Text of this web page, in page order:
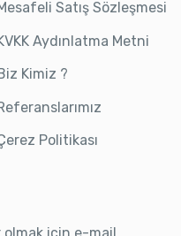
Satış Sözleşmesi
Aydınlatma Metni
Kimiz ?
Politikası